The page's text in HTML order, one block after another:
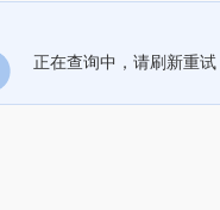
正在查询中，请刷新重试